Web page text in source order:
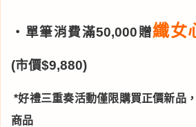
・單筆消費滿50,000贈纖女
(市價$9,880)
*好禮三重奏活動僅限購買正價新品
商品